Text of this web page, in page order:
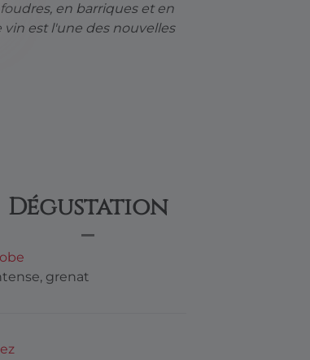
en barriques et en
est l'une des nouvelles
Dégustation
grenat